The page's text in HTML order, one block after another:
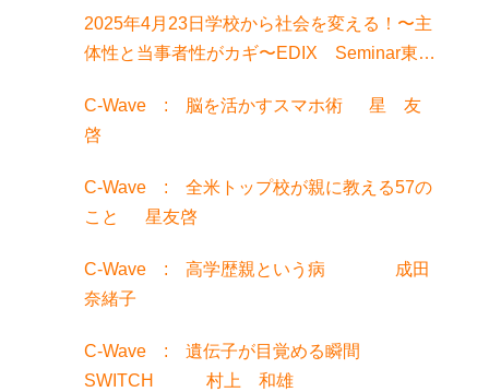
2025年4月23日学校から社会を変える！〜主
体性と当事者性がカギ〜EDIX Seminar東京
C-Wave : 脳を活かすスマホ術 星 友
啓
C-Wave : 全米トップ校が親に教える57の
こと 星友啓
C-Wave : 高学歴親という病 成田
奈緒子
C-Wave : 遺伝子が目覚める瞬間
SWITCH 村上 和雄